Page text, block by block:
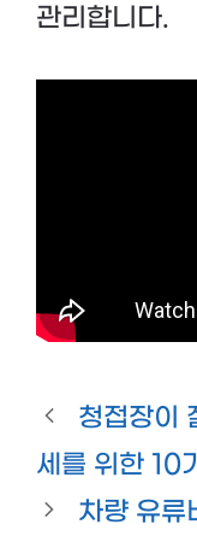
관리합니다.
청접장이
세를 위한 10
차량 유류